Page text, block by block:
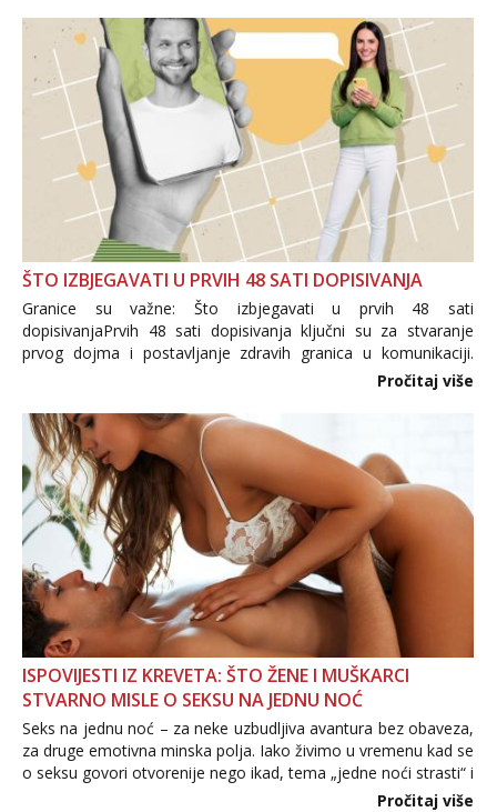
ŠTO IZBJEGAVATI U PRVIH 48 SATI DOPISIVANJA
Granice su važne: Što izbjegavati u prvih 48 sati
dopisivanjaPrvih 48 sati dopisivanja ključni su za stvaranje
prvog dojma i postavljanje zdravih granica u komunikaciji.
Važno je izbjeći prebrzo otkrivanje osobnih ili intimnih
informacija, jer nepoznata osoba još nije zaslužila to
povjerenje. Takođe...
Pročitaj više
ISPOVIJESTI IZ KREVETA: ŠTO ŽENE I MUŠKARCI
STVARNO MISLE O SEKSU NA JEDNU NOĆ
Seks na jednu noć – za neke uzbudljiva avantura bez obaveza,
za druge emotivna minska polja. Iako živimo u vremenu kad se
o seksu govori otvorenije nego ikad, tema „jedne noći strasti“ i
dalje izaziva burne rasprave. Što zapravo misle žene, a što
Pročitaj više